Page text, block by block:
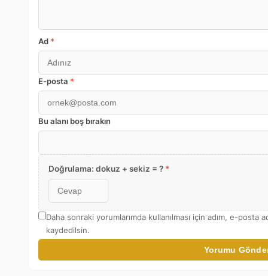
Ad *
E-posta *
Bu alanı boş bırakın
Doğrulama: dokuz + sekiz = ? *
Daha sonraki yorumlarımda kullanılması için adım, e-posta
kaydedilsin.
Yorumu